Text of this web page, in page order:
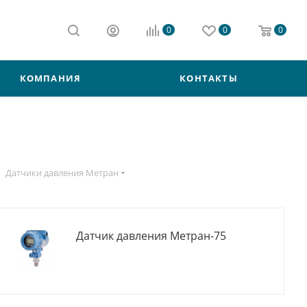
0 0 0
КОМПАНИЯ КОНТАКТЫ
Датчики давления Метран
Датчик давления Метран-75